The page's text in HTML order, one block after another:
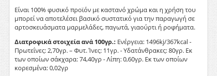
Είναι 100% φυσικό προϊόν με καστανό χρώμα και η χρήση του
μπορεί να αποτελέσει βασικό συστατικό για την παραγωγή σε
αρτοσκευάσματα μαρμελάδες, παγωτά, γιαούρτι ή ροφήματα.
Διατροφικά στοιχεία ανά 100γρ.: Ενέργεια: 1496kj/367kcal -
Πρωτεΐνες: 2,70γρ. – Φυτ. Ίνες: 11γρ. - Υδατάνθρακες: 80γρ. Εκ
των οποίων σάκχαρα: 74,40γρ - Λίπη: 0,60γρ. Εκ των οποίων
κορεσμένα: 0,02γρ